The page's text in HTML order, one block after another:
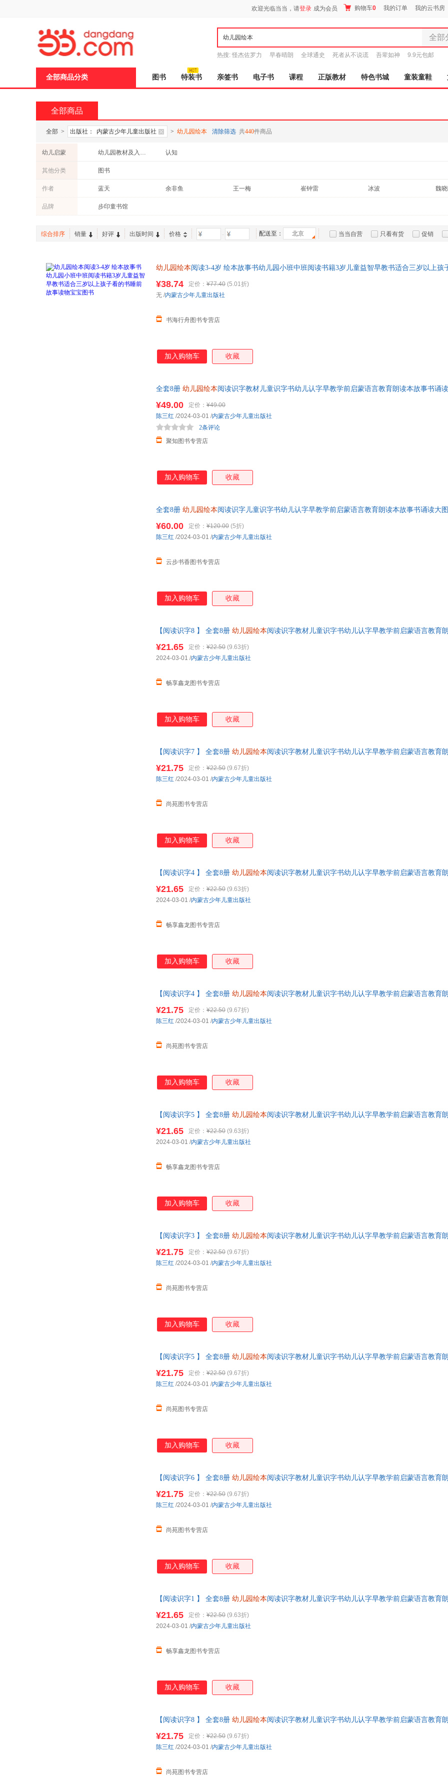
欢迎光临当当，请登录 成为会员 购物车0 我的订单 我的云书房
全部
全部分
图书
电子书
家居
箱包
汽车
热搜: 怪杰佐罗力 早春晴朗 全球通史 死者从不说谎 吾辈如神 9.9元包邮
全部商品分类 图书 特装书 亲签书 电子书 课程 正版教材 特色书城 童装童鞋
全部商品
全部 > 出版社： 内蒙古少年儿童出版社 > 幼儿园绘本 清除筛选 共440件商品
幼儿启蒙 幼儿园教材及入学准备 认知
其他分类 图书
作者 蓝天 余非鱼 王一梅 崔钟雷 冰波 魏
两色风景
品牌 步印童书馆
综合排序 销量 好评 出版时间 价格 - 配送至： 北京 当当自营 只看有货 促销
幼儿园绘本阅读3-4岁 绘本故事书幼儿园小班中班阅读书籍3岁儿童益智早教书适合三岁以上孩
¥38.74 定价： ¥77.40 (5.01折)
书海行舟图书专营店
无 /内蒙古少年儿童出版社
加入购物车 收藏
全套8册 幼儿园绘本阅读识字教材儿童识字书幼儿认字早教学前启蒙语言教育朗读本故事书诵
¥49.00 定价： ¥49.00
聚知图书专营店
2条评论
陈三红 /2024-03-01 /内蒙古少年儿童出版社
加入购物车 收藏
全套8册 幼儿园绘本阅读识字儿童识字书幼儿认字早教学前启蒙语言教育朗读本故事书诵读大
¥60.00 定价： ¥120.00 (5折)
云步书香图书专营店
陈三红 /2024-03-01 /内蒙古少年儿童出版社
加入购物车 收藏
【阅读识字8 】 全套8册 幼儿园绘本阅读识字教材儿童识字书幼儿认字早教学前启蒙语言教育
¥21.65 定价： ¥22.50 (9.63折)
畅享鑫龙图书专营店
2024-03-01 /内蒙古少年儿童出版社
加入购物车 收藏
【阅读识字7 】 全套8册 幼儿园绘本阅读识字教材儿童识字书幼儿认字早教学前启蒙语言教育
¥21.75 定价： ¥22.50 (9.67折)
尚苑图书专营店
陈三红 /2024-03-01 /内蒙古少年儿童出版社
加入购物车 收藏
【阅读识字4 】 全套8册 幼儿园绘本阅读识字教材儿童识字书幼儿认字早教学前启蒙语言教育
¥21.65 定价： ¥22.50 (9.63折)
畅享鑫龙图书专营店
2024-03-01 /内蒙古少年儿童出版社
加入购物车 收藏
【阅读识字4 】 全套8册 幼儿园绘本阅读识字教材儿童识字书幼儿认字早教学前启蒙语言教育
¥21.75 定价： ¥22.50 (9.67折)
尚苑图书专营店
陈三红 /2024-03-01 /内蒙古少年儿童出版社
加入购物车 收藏
【阅读识字5 】 全套8册 幼儿园绘本阅读识字教材儿童识字书幼儿认字早教学前启蒙语言教育
¥21.65 定价： ¥22.50 (9.63折)
畅享鑫龙图书专营店
2024-03-01 /内蒙古少年儿童出版社
加入购物车 收藏
【阅读识字3 】 全套8册 幼儿园绘本阅读识字教材儿童识字书幼儿认字早教学前启蒙语言教育
¥21.75 定价： ¥22.50 (9.67折)
尚苑图书专营店
陈三红 /2024-03-01 /内蒙古少年儿童出版社
加入购物车 收藏
【阅读识字5 】 全套8册 幼儿园绘本阅读识字教材儿童识字书幼儿认字早教学前启蒙语言教育
¥21.75 定价： ¥22.50 (9.67折)
尚苑图书专营店
陈三红 /2024-03-01 /内蒙古少年儿童出版社
加入购物车 收藏
【阅读识字6 】 全套8册 幼儿园绘本阅读识字教材儿童识字书幼儿认字早教学前启蒙语言教育
¥21.75 定价： ¥22.50 (9.67折)
尚苑图书专营店
陈三红 /2024-03-01 /内蒙古少年儿童出版社
加入购物车 收藏
【阅读识字1 】 全套8册 幼儿园绘本阅读识字教材儿童识字书幼儿认字早教学前启蒙语言教育
¥21.65 定价： ¥22.50 (9.63折)
畅享鑫龙图书专营店
2024-03-01 /内蒙古少年儿童出版社
加入购物车 收藏
【阅读识字8 】 全套8册 幼儿园绘本阅读识字教材儿童识字书幼儿认字早教学前启蒙语言教育
¥21.75 定价： ¥22.50 (9.67折)
尚苑图书专营店
陈三红 /2024-03-01 /内蒙古少年儿童出版社
页